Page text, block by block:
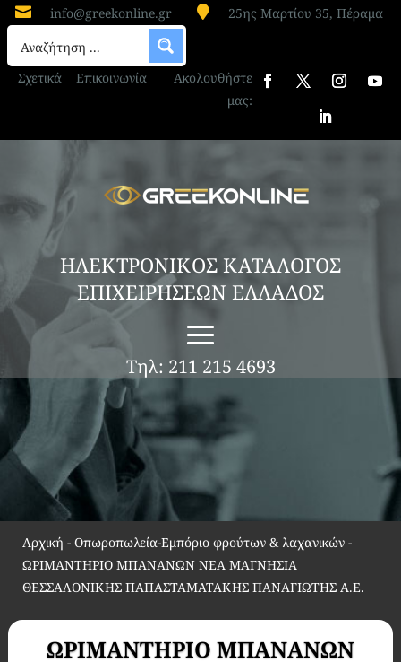
 info@greekonline.gr  25ης Μαρτίου 35, Πέραμα
Σχετικά Επικοινωνία
Ακολουθήστε
μας:
ΗΛΕΚΤΡΟΝΙΚΟΣ ΚΑΤΑΛΟΓΟΣ
ΕΠΙΧΕΙΡΗΣΕΩΝ ΕΛΛΑΔΟΣ
Τηλ: 211 215 4693
Αρχική - Οπωροπωλεία-Εμπόριο φρούτων & λαχανικών-
ΩΡΙΜΑΝΤΗΡΙΟ ΜΠΑΝΑΝΩΝ ΝΕΑ ΜΑΓΝΗΣΙΑ
ΘΕΣΣΑΛΟΝΙΚΗΣ ΠΑΠΑΣΤΑΜΑΤΑΚΗΣ ΠΑΝΑΓΙΩΤΗΣ Α.Ε.
ΩΡΙΜΑΝΤΗΡΙΟ ΜΠΑΝΑΝΩΝ